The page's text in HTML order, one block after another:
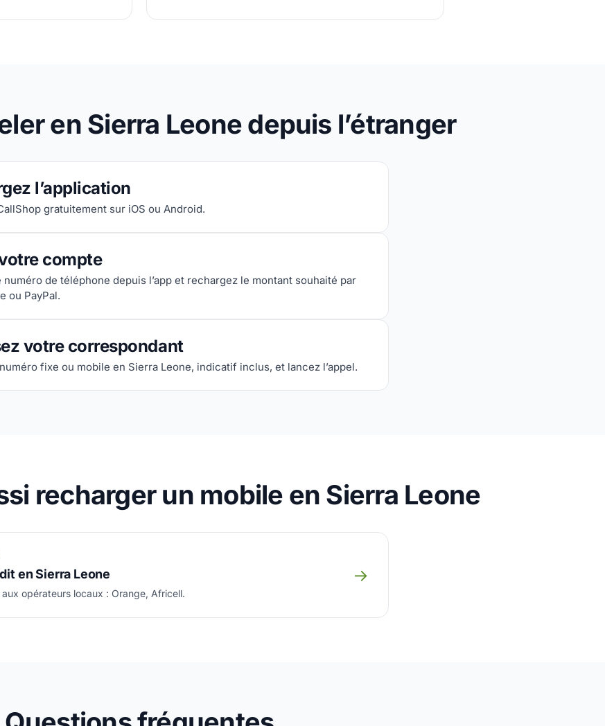
en Sierra Leone depuis l’étranger
l’application
gratuitement sur iOS ou Android.
compte
de téléphone depuis l’app et rechargez le montant souhaité par
ou PayPal.
votre correspondant
fixe ou mobile en Sierra Leone, indicatif inclus, et lancez l’appel.
recharger un mobile en Sierra Leone
en Sierra Leone
opérateurs locaux : Orange, Africell.
→